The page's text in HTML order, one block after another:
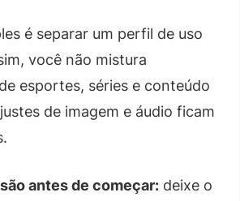
é separar um perfil de uso
você não mistura
esportes, séries e conteúdo
de imagem e áudio ficam
antes de começar: deixe o